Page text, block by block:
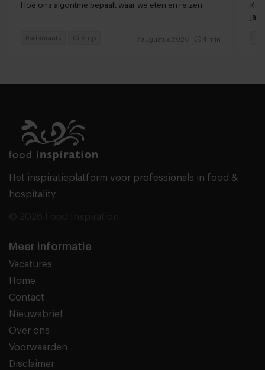
Hoe ons algoritme bepaalt waar we eten en reizen
7 augustus 2026 4 min
Restaurants Citytrip
Het inspiratieplatform voor professionals in food &
hospitality
Meer informatie
Vacatures
Home
Contact
Nieuwsbrief
Over ons
Voorwaarden
Disclaimer